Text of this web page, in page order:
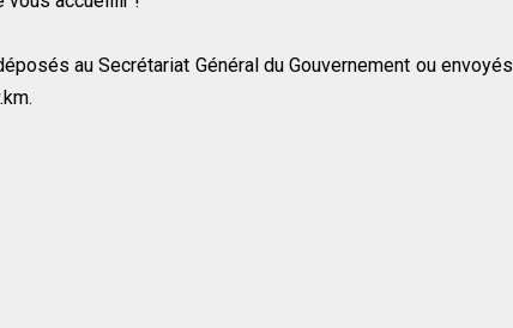
au Secrétariat Général du Gouvernement ou envoyés